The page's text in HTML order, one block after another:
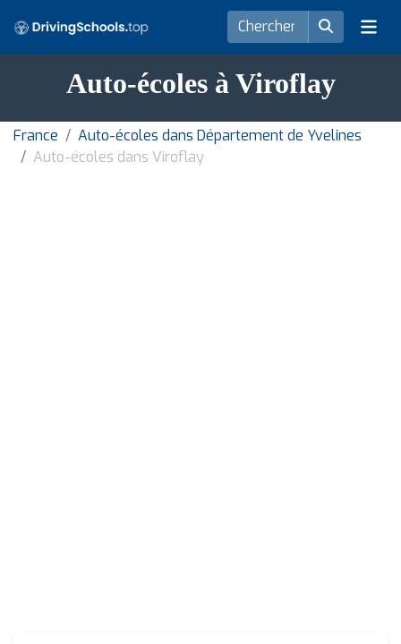
Auto-écoles à Viroflay
France
Auto-écoles dans Département de Yvelines
Auto-écoles dans Viroflay